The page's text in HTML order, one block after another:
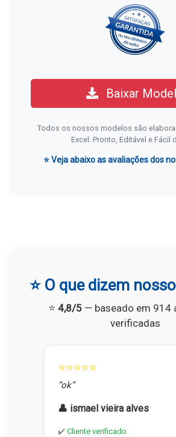
Baixar
Todos os nossos modelos são
Excel. Pronto, Editável e Fácil
⭐ Veja abaixo as avaliações dos
⭐ O que dizem
⭐ 4,8/5 — baseado em 914
verificadas
⭐⭐⭐⭐⭐
“ok”
👤 ismael vieira alves
✔️ Cliente verificado